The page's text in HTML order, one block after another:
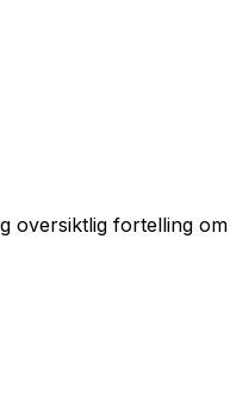
oversiktlig fortelling